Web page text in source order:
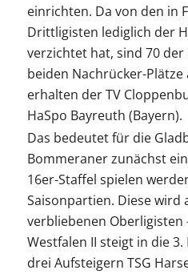
einrichten. Da von den in
Drittligisten lediglich der
verzichtet hat, sind 70
beiden Nachrücker-
erhalten der TV
HaSpo Bayreuth (Bayern).
Das bedeutet für die
Bommeraner zunächst
16er-Staffel spielen
Saisonpartien. Diese wird
verbliebenen Oberligisten
Westfalen II steigt in die 3.
drei Aufsteigern TSG